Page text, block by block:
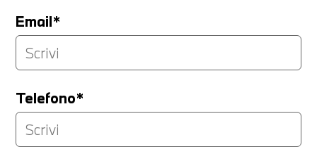
Email*
Telefono*